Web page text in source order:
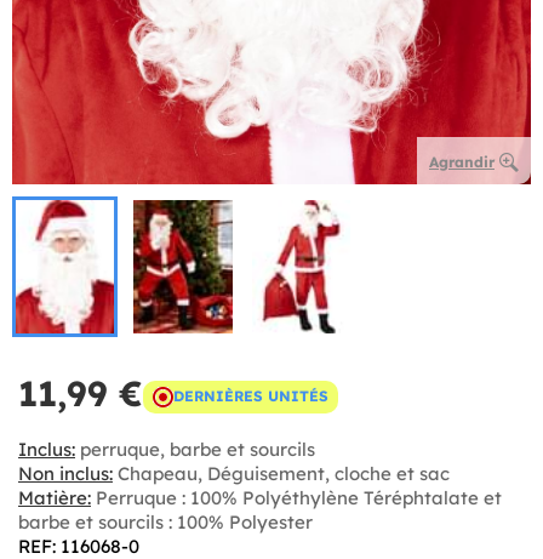
Agrandir
11,99 € DERNIÈRES UNITÉS
Inclus: perruque, barbe et sourcils
Non inclus: Chapeau, Déguisement, cloche et sac
Matière: Perruque : 100% Polyéthylène Téréphtalate et
barbe et sourcils : 100% Polyester
REF: 116068-0